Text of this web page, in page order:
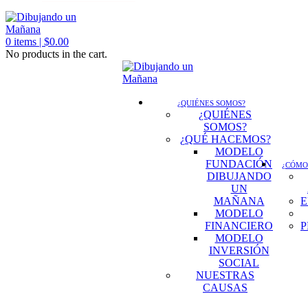
0 items | $0.00
No products in the cart.
¿QUIÉNES SOMOS?
¿QUIÉNES
SOMOS?
¿QUÉ HACEMOS?
MODELO
FUNDACIÓN
DIBUJANDO
UN
MAÑANA
MODELO
FINANCIERO
MODELO
INVERSIÓN
SOCIAL
NUESTRAS
CAUSAS